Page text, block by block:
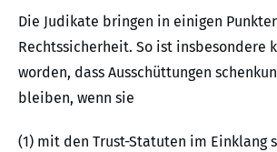
Die Judikate bringen in einigen
Rechtssicherheit. So ist insbesondere
worden, dass Ausschüttungen
bleiben, wenn sie
(1) mit den Trust-Statuten im Einklang